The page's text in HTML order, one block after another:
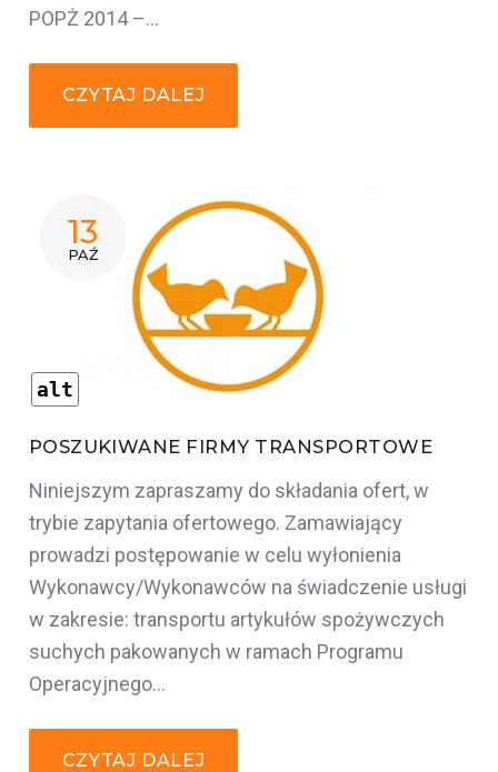
POPŻ 2014 –…
CZYTAJ DALEJ
13
PAŹ
alt
POSZUKIWANE FIRMY TRANSPORTOWE
Niniejszym zapraszamy do składania ofert, w
trybie zapytania ofertowego. Zamawiający
prowadzi postępowanie w celu wyłonienia
Wykonawcy/Wykonawców na świadczenie usługi
w zakresie: transportu artykułów spożywczych
suchych pakowanych w ramach Programu
Operacyjnego…
CZYTAJ DALEJ